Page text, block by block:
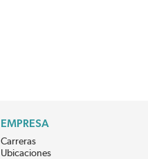
EMPRESA
Carreras
Ubicaciones